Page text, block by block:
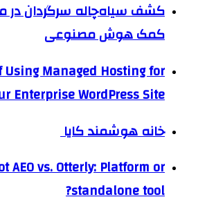
کشف سیاه‌چاله سرگردان در
کمک هوش مصنوعی
Managed Hosting for
Enterprise WordPress Site
خانه هوشمند کایا
AEO vs. Otterly: Platform or
standalone tool?